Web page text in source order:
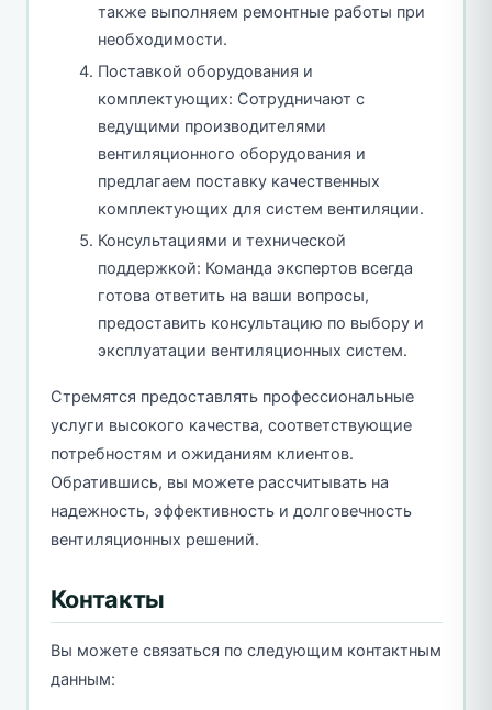
также выполняем ремонтные работы при
необходимости.
Поставкой оборудования и
комплектующих: Сотрудничают с
ведущими производителями
вентиляционного оборудования и
предлагаем поставку качественных
комплектующих для систем вентиляции.
Консультациями и технической
поддержкой: Команда экспертов всегда
готова ответить на ваши вопросы,
предоставить консультацию по выбору и
эксплуатации вентиляционных систем.
Стремятся предоставлять профессиональные
услуги высокого качества, соответствующие
потребностям и ожиданиям клиентов.
Обратившись, вы можете рассчитывать на
надежность, эффективность и долговечность
вентиляционных решений.
Контакты
Вы можете связаться по следующим контактным
данным: